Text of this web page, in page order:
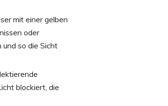
mit einer gelben
oder
so die Sicht
blockiert, die